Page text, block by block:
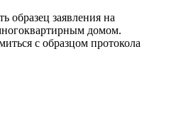
образец заявления на
домом.
с образцом протокола